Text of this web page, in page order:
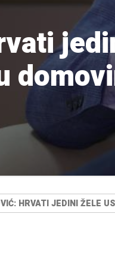
HRVATI JEDINI ŽELE